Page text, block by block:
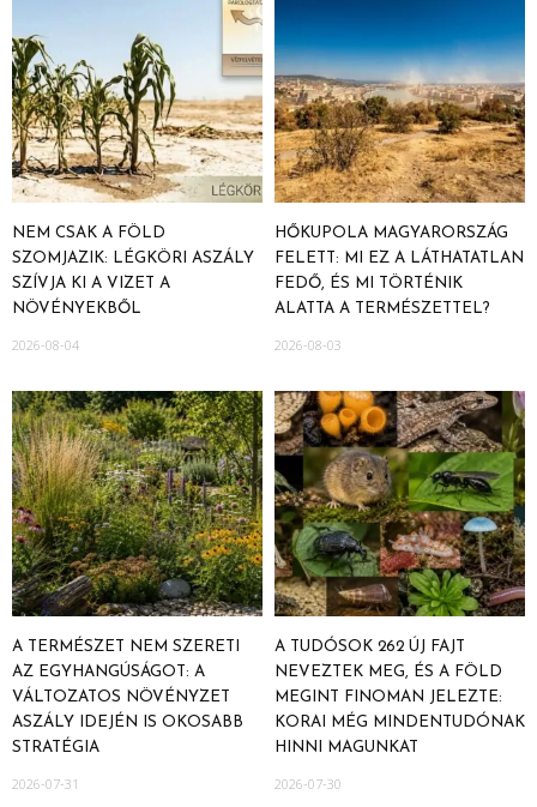
NEM CSAK A FÖLD
SZOMJAZIK: LÉGKÖRI ASZÁLY
SZÍVJA KI A VIZET A
NÖVÉNYEKBŐL
2026-08-04
HŐKUPOLA MAGYARORSZÁG
FELETT: MI EZ A LÁTHATATLAN
FEDŐ, ÉS MI TÖRTÉNIK
ALATTA A TERMÉSZETTEL?
2026-08-03
A TERMÉSZET NEM SZERETI
AZ EGYHANGÚSÁGOT: A
VÁLTOZATOS NÖVÉNYZET
ASZÁLY IDEJÉN IS OKOSABB
STRATÉGIA
2026-07-31
A TUDÓSOK 262 ÚJ FAJT
NEVEZTEK MEG, ÉS A FÖLD
MEGINT FINOMAN JELEZTE:
KORAI MÉG MINDENTUDÓNAK
HINNI MAGUNKAT
2026-07-30